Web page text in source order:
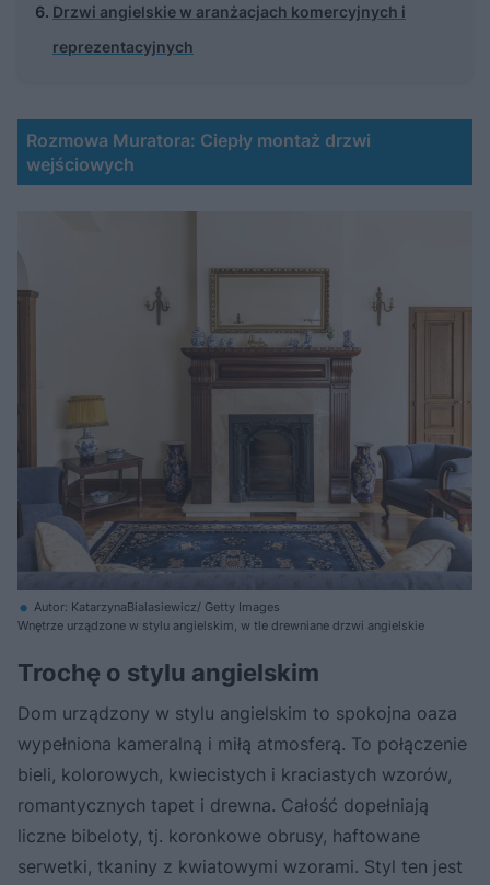
Drzwi angielskie w aranżacjach komercyjnych i
reprezentacyjnych
Rozmowa Muratora: Ciepły montaż drzwi
wejściowych
Autor: KatarzynaBialasiewicz/ Getty Images
Wnętrze urządzone w stylu angielskim, w tle drewniane drzwi angielskie
Trochę o stylu angielskim
Dom urządzony w stylu angielskim to spokojna oaza
wypełniona kameralną i miłą atmosferą. To połączenie
bieli, kolorowych, kwiecistych i kraciastych wzorów,
romantycznych tapet i drewna. Całość dopełniają
liczne bibeloty, tj. koronkowe obrusy, haftowane
serwetki, tkaniny z kwiatowymi wzorami. Styl ten jest